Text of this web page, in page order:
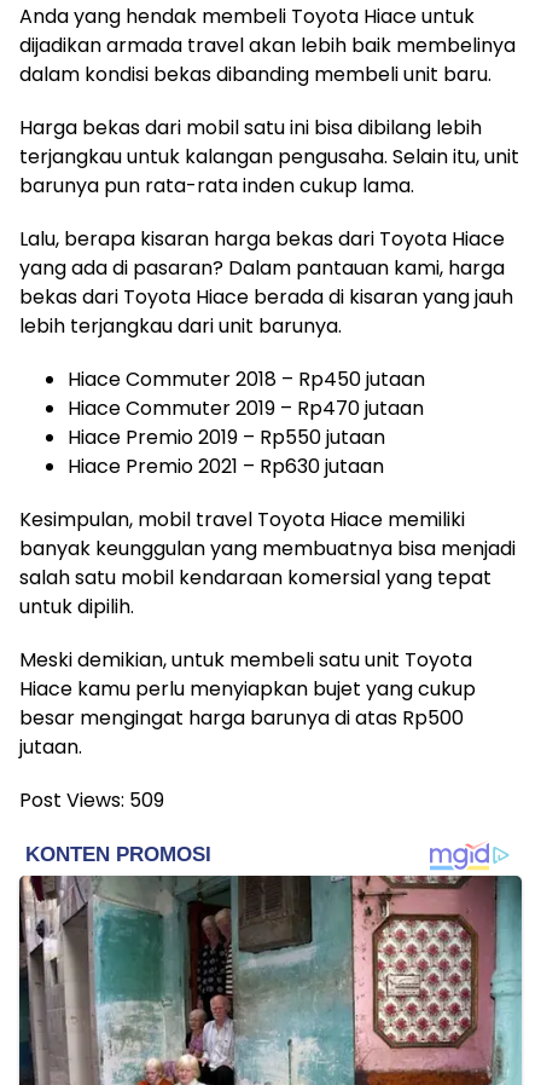
Anda yang hendak membeli Toyota Hiace untuk
dijadikan armada travel akan lebih baik membelinya
dalam kondisi bekas dibanding membeli unit baru.
Harga bekas dari mobil satu ini bisa dibilang lebih
terjangkau untuk kalangan pengusaha. Selain itu, unit
barunya pun rata-rata inden cukup lama.
Lalu, berapa kisaran harga bekas dari Toyota Hiace
yang ada di pasaran? Dalam pantauan kami, harga
bekas dari Toyota Hiace berada di kisaran yang jauh
lebih terjangkau dari unit barunya.
Hiace Commuter 2018 – Rp450 jutaan
Hiace Commuter 2019 – Rp470 jutaan
Hiace Premio 2019 – Rp550 jutaan
Hiace Premio 2021 – Rp630 jutaan
Kesimpulan, mobil travel Toyota Hiace memiliki
banyak keunggulan yang membuatnya bisa menjadi
salah satu mobil kendaraan komersial yang tepat
untuk dipilih.
Meski demikian, untuk membeli satu unit Toyota
Hiace kamu perlu menyiapkan bujet yang cukup
besar mengingat harga barunya di atas Rp500
jutaan.
Post Views: 509